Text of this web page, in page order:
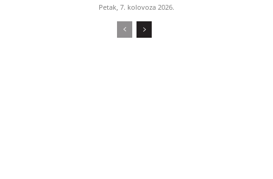
Petak, 7. kolovoza 2026.